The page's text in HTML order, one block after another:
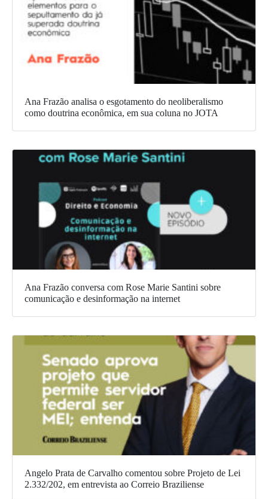
Ana Frazão analisa o esgotamento do neoliberalismo
como doutrina econômica, em sua coluna no JOTA
Ana Frazão conversa com Rose Marie Santini sobre
comunicação e desinformação na internet
Angelo Prata de Carvalho comentou sobre Projeto de Lei
2.332/202, em entrevista ao Correio Braziliense